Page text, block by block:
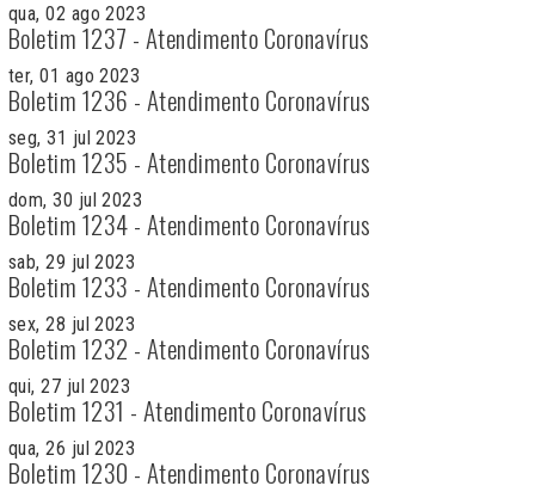
qua, 02 ago 2023
Boletim 1237 - Atendimento Coronavírus
ter, 01 ago 2023
Boletim 1236 - Atendimento Coronavírus
seg, 31 jul 2023
Boletim 1235 - Atendimento Coronavírus
dom, 30 jul 2023
Boletim 1234 - Atendimento Coronavírus
sab, 29 jul 2023
Boletim 1233 - Atendimento Coronavírus
sex, 28 jul 2023
Boletim 1232 - Atendimento Coronavírus
qui, 27 jul 2023
Boletim 1231 - Atendimento Coronavírus
qua, 26 jul 2023
Boletim 1230 - Atendimento Coronavírus